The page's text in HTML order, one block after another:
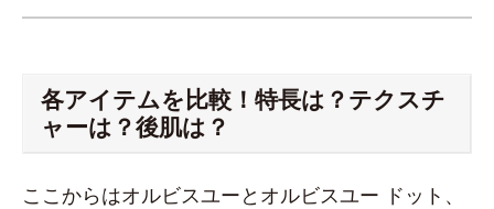
各アイテムを比較！特長は？テクスチ
ャーは？後肌は？
ここからはオルビスユーとオルビスユー ドット、